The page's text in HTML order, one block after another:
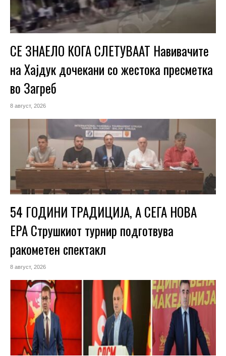
СЕ ЗНАЕЛО КОГА СЛЕТУВААТ Навивачите
на Хајдук дочекани со жестока пресметка
во Загреб
8 август, 2026
54 ГОДИНИ ТРАДИЦИЈА, А СЕГА НОВА
ЕРА Струшкиот турнир подготвува
ракометен спектакл
8 август, 2026